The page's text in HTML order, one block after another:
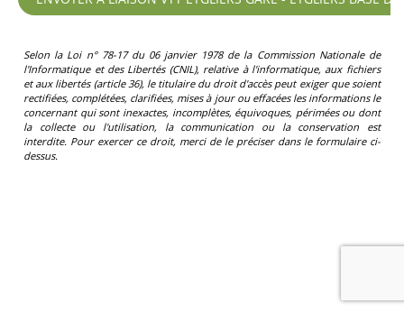
Selon la Loi n° 78-17 du 06 janvier 1978 de la Commission Nationale de
l'Informatique et des Libertés (CNIL), relative à l'informatique, aux fichiers
et aux libertés (article 36), le titulaire du droit d'accès peut exiger que soient
rectifiées, complétées, clarifiées, mises à jour ou effacées les informations le
concernant qui sont inexactes, incomplètes, équivoques, périmées ou dont
la collecte ou l'utilisation, la communication ou la conservation est
interdite. Pour exercer ce droit, merci de le préciser dans le formulaire ci-
dessus.